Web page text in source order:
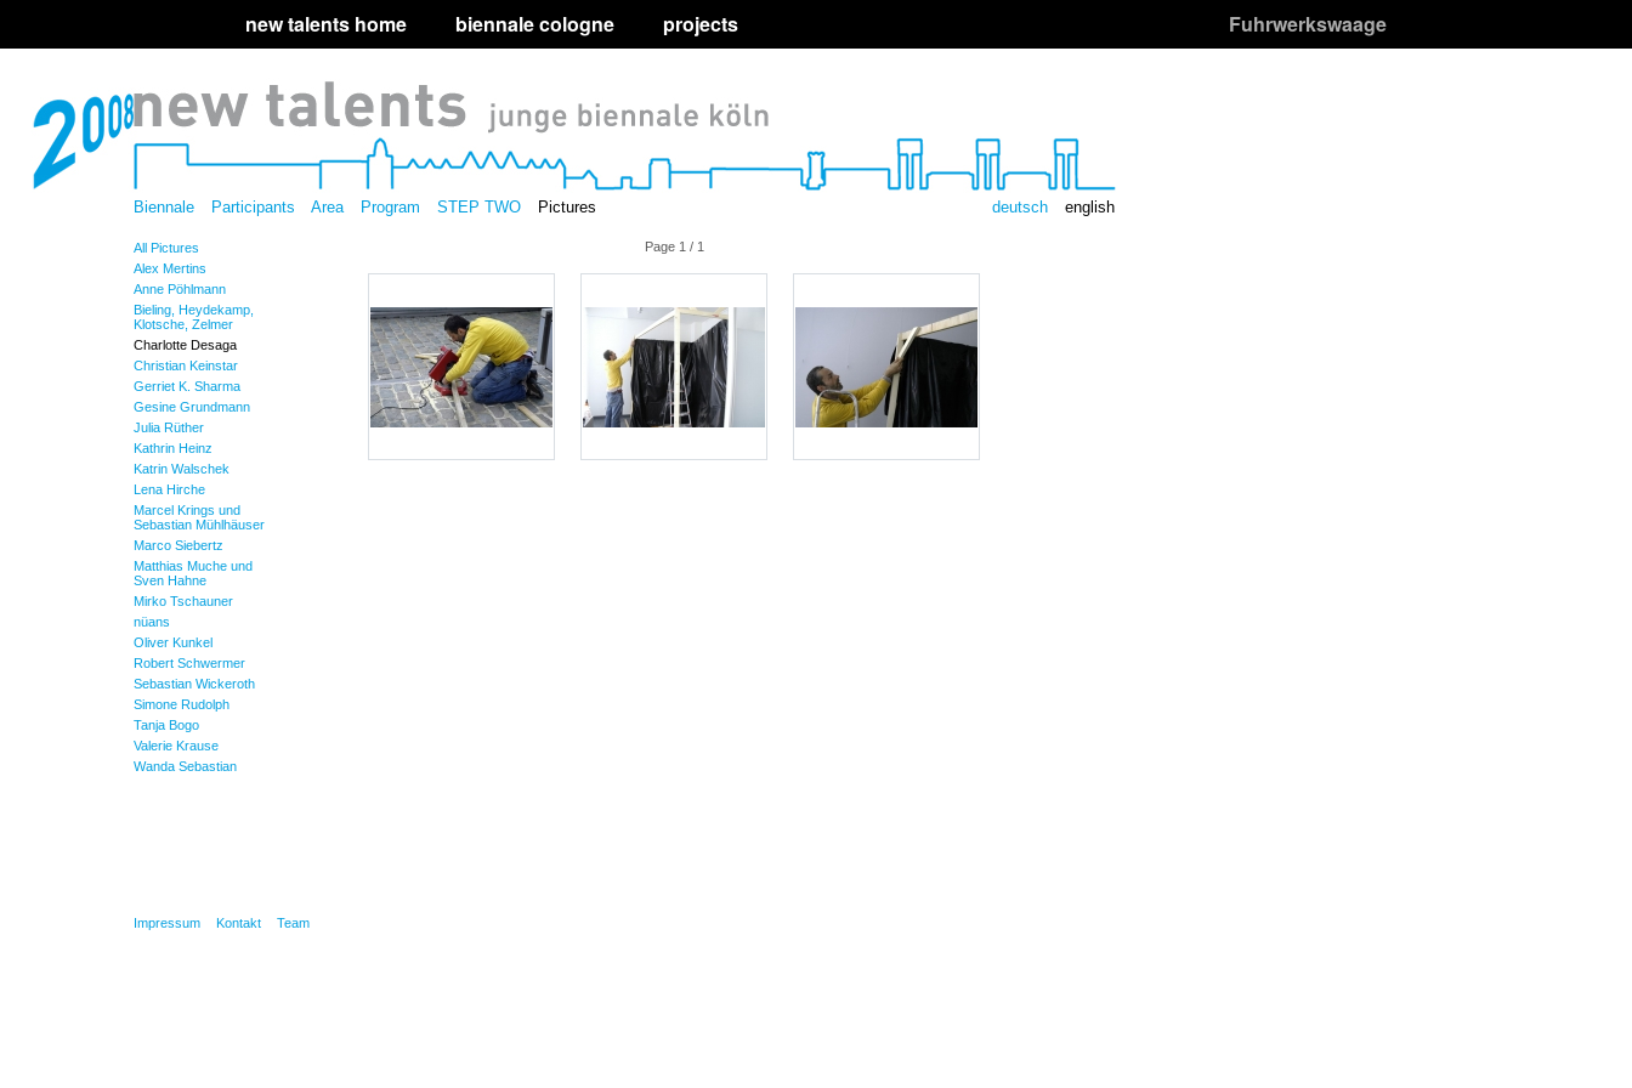
new talents home biennale cologne projects Fuhrwerkswaage
Biennale Participants Area Program STEP TWO Pictures deutsch english
All Pictures
Alex Mertins
Anne Pöhlmann
Bieling, Heydekamp,
Klotsche, Zelmer
Charlotte Desaga
Christian Keinstar
Gerriet K. Sharma
Gesine Grundmann
Julia Rüther
Kathrin Heinz
Katrin Walschek
Lena Hirche
Marcel Krings und
Sebastian Mühlhäuser
Marco Siebertz
Matthias Muche und
Sven Hahne
Mirko Tschauner
nüans
Oliver Kunkel
Robert Schwermer
Sebastian Wickeroth
Simone Rudolph
Tanja Bogo
Valerie Krause
Wanda Sebastian
Page 1 / 1
Impressum Kontakt Team